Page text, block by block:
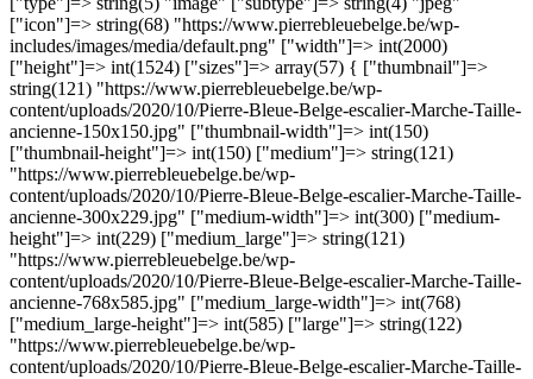
["icon"]=> string(68) "https://www.pierrebleuebelge.be/wp-
includes/images/media/default.png" ["width"]=> int(2000)
["height"]=> int(1524) ["sizes"]=> array(57) { ["thumbnail"]=>
string(121) "https://www.pierrebleuebelge.be/wp-
content/uploads/2020/10/Pierre-Bleue-Belge-escalier-Marche-Taille-
ancienne-150x150.jpg" ["thumbnail-width"]=> int(150)
["thumbnail-height"]=> int(150) ["medium"]=> string(121)
"https://www.pierrebleuebelge.be/wp-
content/uploads/2020/10/Pierre-Bleue-Belge-escalier-Marche-Taille-
ancienne-300x229.jpg" ["medium-width"]=> int(300) ["medium-
height"]=> int(229) ["medium_large"]=> string(121)
"https://www.pierrebleuebelge.be/wp-
content/uploads/2020/10/Pierre-Bleue-Belge-escalier-Marche-Taille-
ancienne-768x585.jpg" ["medium_large-width"]=> int(768)
["medium_large-height"]=> int(585) ["large"]=> string(122)
"https://www.pierrebleuebelge.be/wp-
content/uploads/2020/10/Pierre-Bleue-Belge-escalier-Marche-Taille-